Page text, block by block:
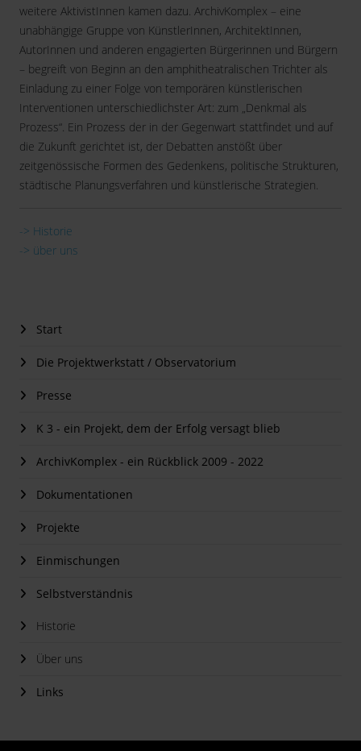
Start
Die Projektwerkstatt / Observatorium
Presse
K 3 - ein Projekt, dem der Erfolg versagt blieb
ArchivKomplex - ein Rückblick 2009 - 2022
Dokumentationen
Projekte
Einmischungen
Selbstverständnis
Historie
Über uns
Links
weitere AktivistInnen kamen dazu. ArchivKomplex – eine
unabhängige Gruppe von KünstlerInnen, ArchitektInnen,
AutorInnen und anderen engagierten Bürgerinnen und Bürgern
– begreift von Beginn an den amphitheatralischen Trichter als
Einladung zu einer Folge von temporären künstlerischen
Interventionen unterschiedlichster Art: zum „Denkmal als
Prozess“. Ein Prozess der in der Gegenwart stattfindet und auf
die Zukunft gerichtet ist, der Debatten anstößt über
zeitgenössische Formen des Gedenkens, politische Strukturen,
städtische Planungsverfahren und künstlerische Strategien.
-> Historie
-> über uns